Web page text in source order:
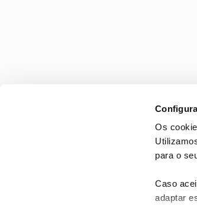
Os
para o
Caso
adaptar